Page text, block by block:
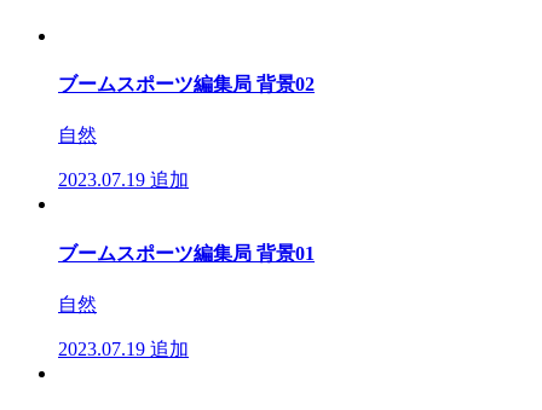
ブームスポーツ編集局 背景02
自然
2023.07.19 追加
ブームスポーツ編集局 背景01
自然
2023.07.19 追加